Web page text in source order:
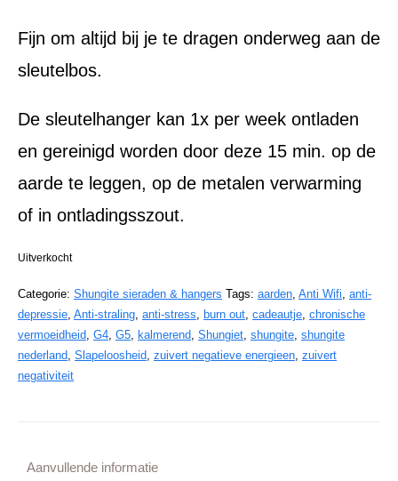
Fijn om altijd bij je te dragen onderweg aan de
sleutelbos.
De sleutelhanger kan 1x per week ontladen
en gereinigd worden door deze 15 min. op de
aarde te leggen, op de metalen verwarming
of in ontladingsszout.
Uitverkocht
Categorie: Shungite sieraden & hangers Tags: aarden Anti Wifi anti-
depressie Anti-straling anti-stress burn out cadeautje chronische
vermoeidheid G4 G5 kalmerend Shungiet shungite shungite
nederland Slapeloosheid zuivert negatieve energieen zuivert
negativiteit
Aanvullende informatie